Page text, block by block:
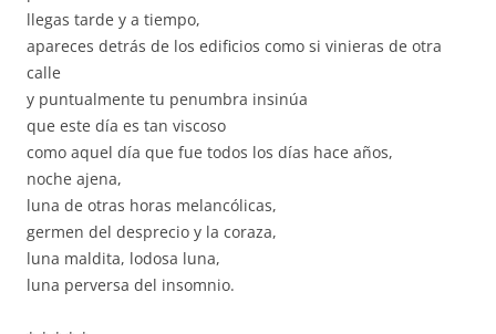
llegas tarde y a tiempo,
apareces detrás de los edificios como si vinieras de otra
calle
y puntualmente tu penumbra insinúa
que este día es tan viscoso
como aquel día que fue todos los días hace años,
noche ajena,
luna de otras horas melancólicas,
germen del desprecio y la coraza,
luna maldita, lodosa luna,
luna perversa del insomnio.